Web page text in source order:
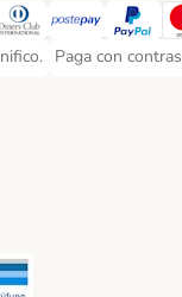
Payment Method
American Express.
con Diners Club.
Paga conPaga con
Payment Method
Paga con
Paga con
Method